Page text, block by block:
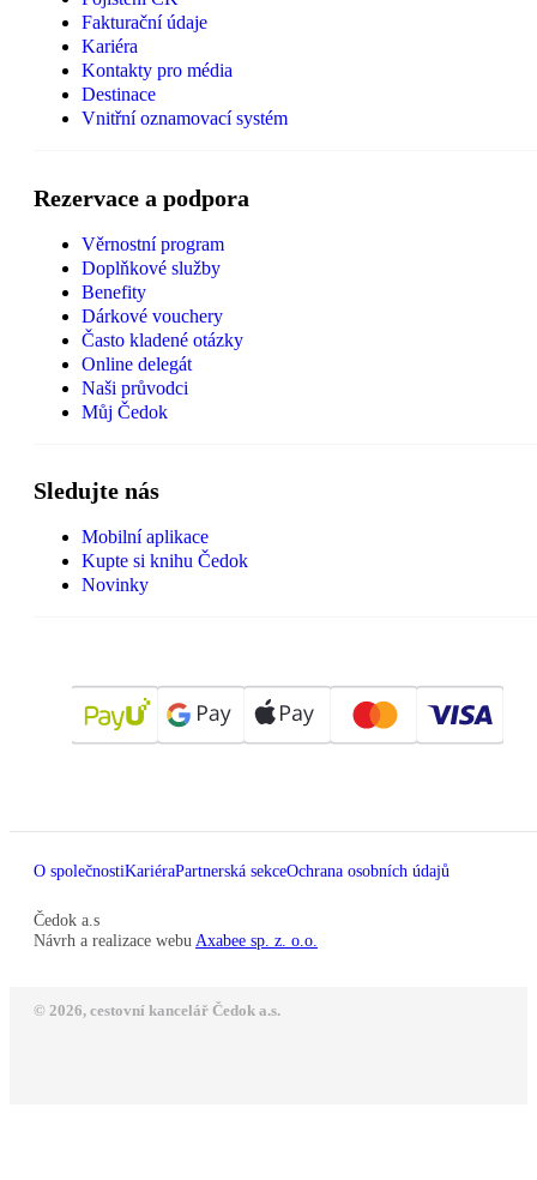
Fakturační údaje
Kariéra
Kontakty pro média
Destinace
Vnitřní oznamovací systém
Rezervace a podpora
Věrnostní program
Doplňkové služby
Benefity
Dárkové vouchery
Často kladené otázky
Online delegát
Naši průvodci
Můj Čedok
Sledujte nás
Mobilní aplikace
Kupte si knihu Čedok
Novinky
O společnostiKariéraPartnerská sekceOchrana osobních údajů
Čedok a.s
Návrh a realizace webu Axabee sp. z. o.o.
© 2026, cestovní kancelář Čedok a.s.